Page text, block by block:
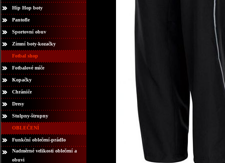
Hip Hop boty
Pantofle
Sportovní obuv
Zimní boty-kozačky
Fotbal shop
Fotbalové míče
Kopačky
Chrániče
Dresy
Stulpny-štrupny
OBLEČENÍ
Funkční oblečení-prádlo
Nadměrné velikosti oblečení a
obuvi